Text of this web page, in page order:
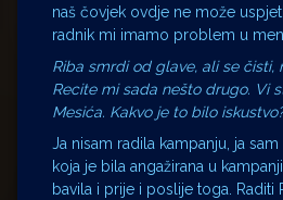
naš čovjek ovdje ne može
radnik mi imamo problem u
Riba smrdi od glave, ali se čisti,
Recite mi sada nešto drugo. Vi
Mesića. Kakvo je to bilo
Ja nisam radila kampanju, ja
koja je bila angažirana u
bavila i prije i poslije toga. Raditi